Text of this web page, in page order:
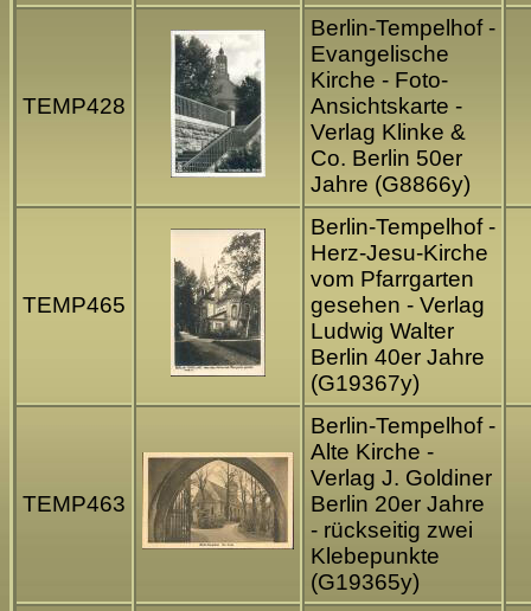
TEMP428
Berlin-Tempelhof -
Evangelische
Kirche - Foto-
Ansichtskarte -
Verlag Klinke &
Co. Berlin 50er
Jahre (G8866y)
TEMP465
Berlin-Tempelhof -
Herz-Jesu-Kirche
vom Pfarrgarten
gesehen - Verlag
Ludwig Walter
Berlin 40er Jahre
(G19367y)
TEMP463
Berlin-Tempelhof -
Alte Kirche -
Verlag J. Goldiner
Berlin 20er Jahre
- rückseitig zwei
Klebepunkte
(G19365y)